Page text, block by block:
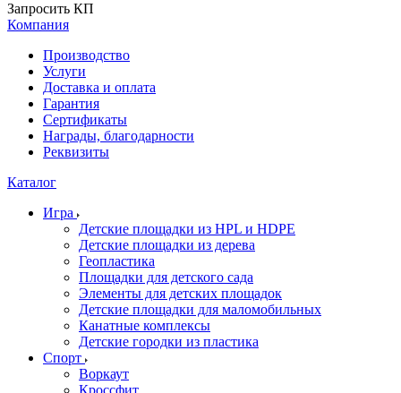
Запросить КП
Компания
Производство
Услуги
Доставка и оплата
Гарантия
Сертификаты
Награды, благодарности
Реквизиты
Каталог
Игра
Детские площадки из HPL и HDPE
Детские площадки из дерева
Геопластика
Площадки для детского сада
Элементы для детских площадок
Детские площадки для маломобильных
Канатные комплексы
Детские городки из пластика
Спорт
Воркаут
Кроссфит